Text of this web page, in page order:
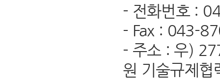
- 전화번호 :
- Fax : 043-
- 주소 : 우)
원 기술규제협